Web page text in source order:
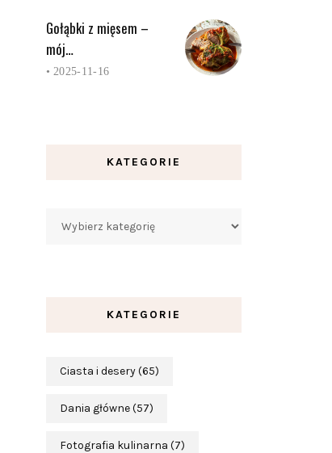
Gołąbki z mięsem –
mój…
• 2025-11-16
KATEGORIE
KATEGORIE
Ciasta i desery(65)
Dania główne(57)
Fotografia kulinarna (7)